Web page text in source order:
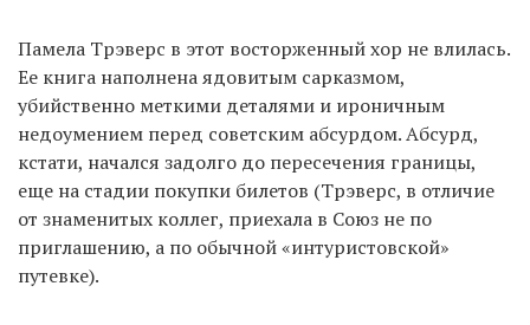
Памела Трэверс в этот восторженный хор не влилась.
Ее книга наполнена ядовитым сарказмом,
убийственно меткими деталями и ироничным
недоумением перед советским абсурдом. Абсурд,
кстати, начался задолго до пересечения границы,
еще на стадии покупки билетов (Трэверс, в отличие
от знаменитых коллег, приехала в Союз не по
приглашению, а по обычной «интуристовской»
путевке).